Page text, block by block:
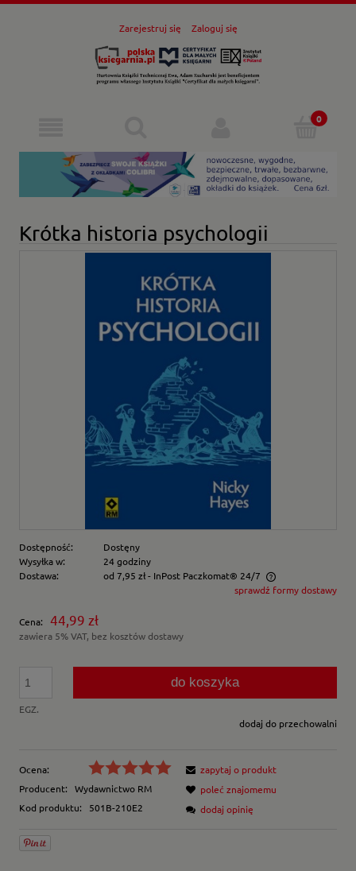
Zarejestruj się Zaloguj się
Krótka historia psychologii
Dostępność:
Dostęny
Wysyłka w:
24 godziny
Dostawa:
od 7,95 zł- InPost Paczkomat® 24/7
Cena nie zawiera ewentualnych kosztów płatnościsprawdź formy dostawy
Cena: 44,99 zł
zawiera 5% VAT, bez kosztów dostawy
EGZ.
do koszyka
dodaj do przechowalni
Ocena:
Producent:
Wydawnictwo RM
Kod produktu:
501B-210E2
zapytaj o produkt
poleć znajomemu
dodaj opinię